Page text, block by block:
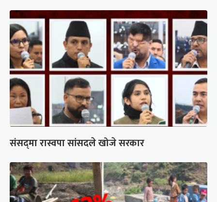
संसद्‍मा रास्वपा सांसदले खोजे सरकार